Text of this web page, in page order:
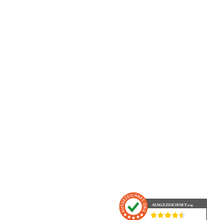
AUSGEZEICHNET.org